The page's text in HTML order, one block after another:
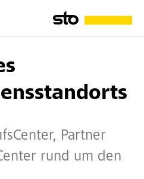
Partner
rund um den